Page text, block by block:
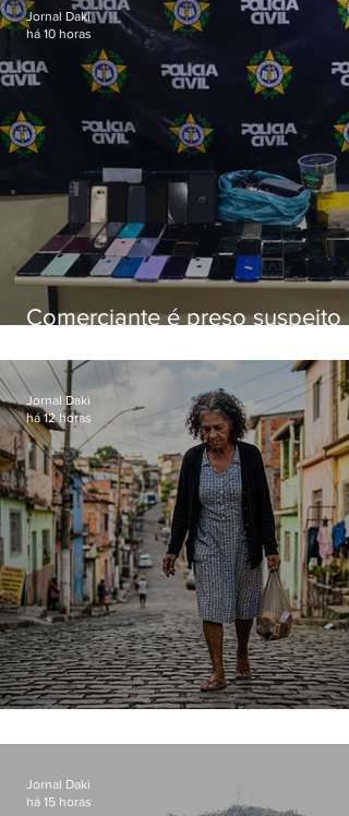
Comerciante é preso suspeito
loja
Jornal Daki
há 10 horas
Jornal Daki
há 12 horas
Jornal Daki
há 15 horas